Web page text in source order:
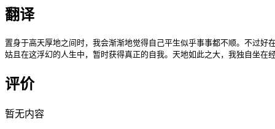
翻译
置身于高天厚地之间时，我会渐渐地觉得自己平生似乎事事都不顺。不过好
姑且在这浮幻的人生中，暂时获得真正的自我。天地如此之大，我独自坐在
评价
暂无内容